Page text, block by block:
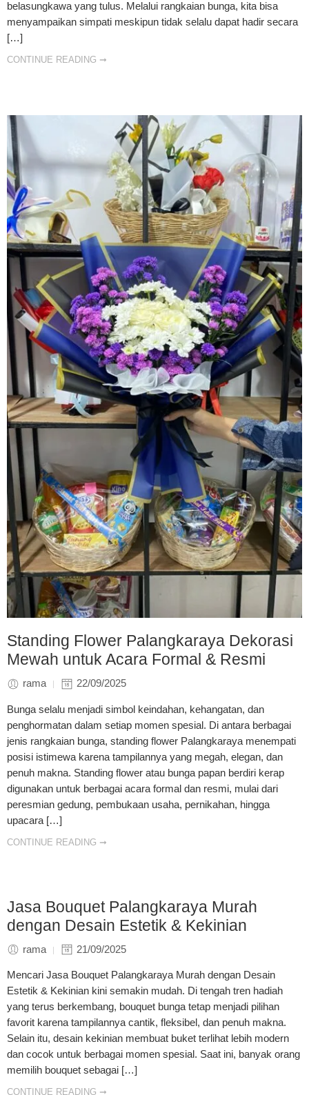
belasungkawa yang tulus. Melalui rangkaian bunga, kita bisa
menyampaikan simpati meskipun tidak selalu dapat hadir secara
[…]
CONTINUE READING ➞
Standing Flower Palangkaraya Dekorasi
Mewah untuk Acara Formal & Resmi
rama 22/09/2025
Bunga selalu menjadi simbol keindahan, kehangatan, dan
penghormatan dalam setiap momen spesial. Di antara berbagai
jenis rangkaian bunga, standing flower Palangkaraya menempati
posisi istimewa karena tampilannya yang megah, elegan, dan
penuh makna. Standing flower atau bunga papan berdiri kerap
digunakan untuk berbagai acara formal dan resmi, mulai dari
peresmian gedung, pembukaan usaha, pernikahan, hingga
upacara […]
CONTINUE READING ➞
Jasa Bouquet Palangkaraya Murah
dengan Desain Estetik & Kekinian
rama 21/09/2025
Mencari Jasa Bouquet Palangkaraya Murah dengan Desain
Estetik & Kekinian kini semakin mudah. Di tengah tren hadiah
yang terus berkembang, bouquet bunga tetap menjadi pilihan
favorit karena tampilannya cantik, fleksibel, dan penuh makna.
Selain itu, desain kekinian membuat buket terlihat lebih modern
dan cocok untuk berbagai momen spesial. Saat ini, banyak orang
memilih bouquet sebagai […]
CONTINUE READING ➞